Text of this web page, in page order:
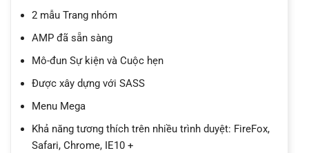
2 mẫu Trang nhóm
AMP đã sẵn sàng
Mô-đun Sự kiện và Cuộc hẹn
Được xây dựng với SASS
Menu Mega
Khả năng tương thích trên nhiều trình duyệt: FireFox,
Safari, Chrome, IE10 +